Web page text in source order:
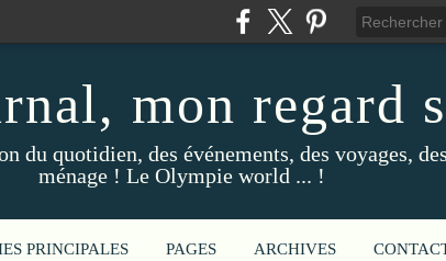
mon regard
du quotidien, des événements, des voyages,
ménage ! Le Olympie world ... !
PRINCIPALES PAGES ARCHIVES